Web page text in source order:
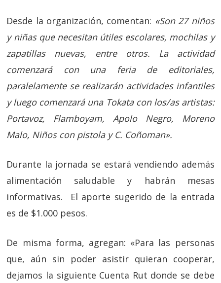
Desde la organización, comentan: «Son 27 niños
y niñas que necesitan útiles escolares, mochilas y
zapatillas nuevas, entre otros. La actividad
comenzará con una feria de editoriales,
paralelamente se realizarán actividades infantiles
y luego comenzará una Tokata con los/as artistas:
Portavoz, Flamboyam, Apolo Negro, Moreno
Malo, Niños con pistola y C. Coñoman».
Durante la jornada se estará vendiendo además
alimentación saludable y habrán mesas
informativas. El aporte sugerido de la entrada
es de $1.000 pesos.
De misma forma, agregan: «Para las personas
que, aún sin poder asistir quieran cooperar,
dejamos la siguiente Cuenta Rut donde se debe